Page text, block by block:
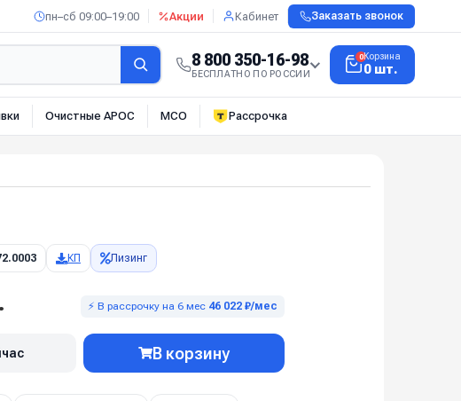
пн–сб 09:00–19:00 Акции Кабинет Заказать звонок
8 800 350-16-98
БЕСПЛАТНО ПО РОССИИ
0Корзина
0 шт.
Очистные АРОС МСО Рассрочка
КП Лизинг
⚡ В рассрочку на 6 мес 46 022 ₽/мес
В корзину